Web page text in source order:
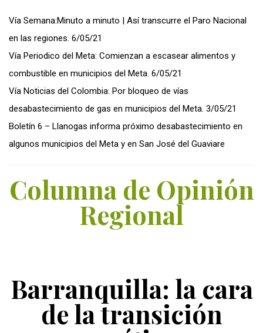
Vía Semana:Minuto a minuto | Así transcurre el Paro Nacional
en las regiones. 6/05/21
Vía Periodico del Meta: Comienzan a escasear alimentos y
combustible en municipios del Meta. 6/05/21
Vía Noticias del Colombia: Por bloqueo de vías
desabastecimiento de gas en municipios del Meta. 3/05/21
Boletín 6 – Llanogas informa próximo desabastecimiento en
algunos municipios del Meta y en San José del Guaviare
Columna de Opinión
Regional
Barranquilla: la cara
de la transición